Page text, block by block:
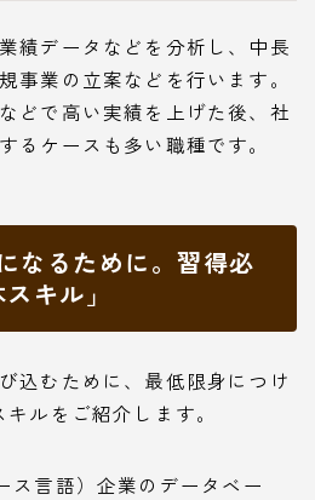
績データなどを分析し、中長
事業の立案などを行います。
どで高い実績を上げた後、社
るケースも多い職種です。
なるために。習得必
キル」
込むために、最低限身につけ
ルをご紹介します。
ス言語）企業のデータベー